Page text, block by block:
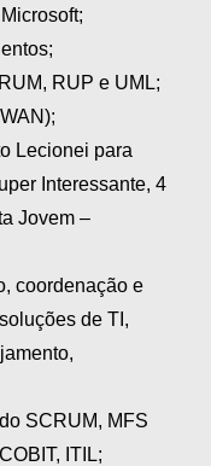
RUP e UML;
Lecionei para
Interessante, 4
Jovem –
coordenação e
de TI,
SCRUM, MFS
ITIL;